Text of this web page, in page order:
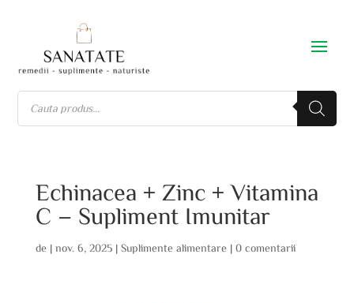
Echinacea + Zinc + Vitamina
C – Supliment Imunitar
de | nov. 6, 2025| Suplimente alimentare| 0 comentarii